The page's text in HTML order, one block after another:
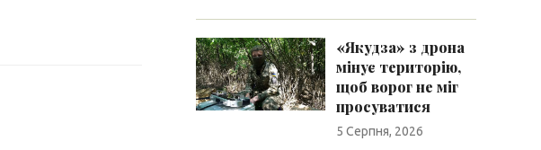
«Якудза» з дрона
мінує територію,
щоб ворог не міг
просуватися
5 Серпня, 2026